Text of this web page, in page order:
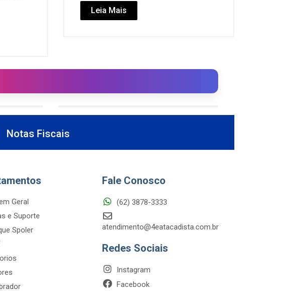
Leia Mais
Notas Fiscais
Geral
e Suporte
Spoler
Fale Conosco
(62) 3878-3333
atendimento@4eatacadista.com.br
Redes Sociais
Instagram
Facebook